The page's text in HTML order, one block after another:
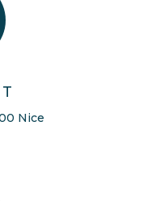
Nice